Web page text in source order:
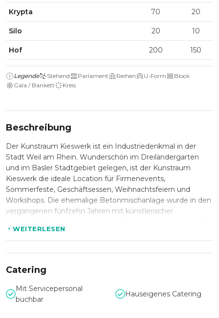
Krypta 70 20
Silo 20 10
Hof 200 150
Legende Stehend Parlament Reihen U-Form
Block
Gala / Bankett
Kreis
Beschreibung
Der Kunstraum Kieswerk ist ein Industriedenkmal in der
Stadt Weil am Rhein. Wunderschön im Dreiländergarten
und im Basler Stadtgebiet gelegen, ist der Kunstraum
Kieswerk die ideale Location für Firmenevents,
Sommerfeste, Geschäftsessen, Weihnachtsfeiern und
Workshops. Die ehemalige Betonmischanlage wurde in den
vergangenen fünfzehn Jahren mit künstlerischer
Entstanden ist eine unkonventionelle Location, die mit einer
Mischung aus industrieller Architektur und zeitgenössischen
Kunstwerken beeindruckt und fasziniert. Nutzen Sie die
sieben verschiedenen Räume individuell von 2 bis 400
Personen für Privat- und Firmenanlässe. Die perfekte
Location, um Ihre Gäste zu beeindrucken.
Der Kunstraum Kieswerk bietet zusätzlich zahlreiche
WEITERLESEN
Catering
Mit Servicepersonal
buchbar
Hauseigenes Catering